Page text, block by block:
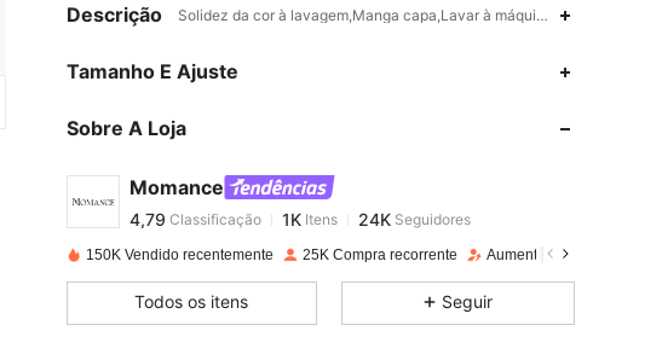
Descrição Solidez da cor à lavagem,Manga capa,Lavar à máquina, não lavar a
Tamanho E Ajuste
Sobre A Loja
Momance
4,79
4,79
Classificação 1KItens
g***apago 1 dia atrás
4,79 1K 24K
150K Vendido recentemente 25K Compra recorrente Aumento de seguidores
Todos os itens Seguir